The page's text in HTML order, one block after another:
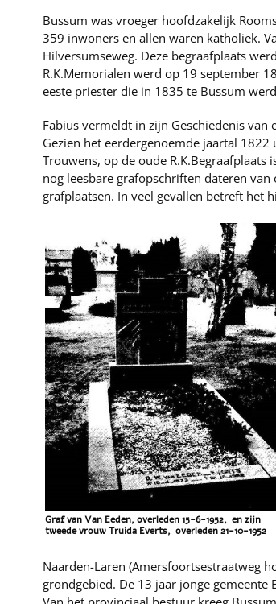
Bussum was vroeger hoofdzakelijk
359 inwoners en allen waren katholiek.
Hilversumseweg. Deze begraafplaats
R.K.Memorialen werd op 19 september
eeste priester die in 1835 te Bussum
Fabius vermeldt in zijn Geschiedenis
Gezien het eerdergenoemde jaartal
Trouwens, op de oude
nog leesbare grafopschriften dateren
grafplaatsen. In veel gevallen betreft het
Graf van Van Eeden, overleden 15-6-1952, en zijn
tweede vrouw Truida Everts, overleden 21-10-1952
Naarden-Laren (Amersfoortsestraatweg
grondgebied. De 13 jaar jonge